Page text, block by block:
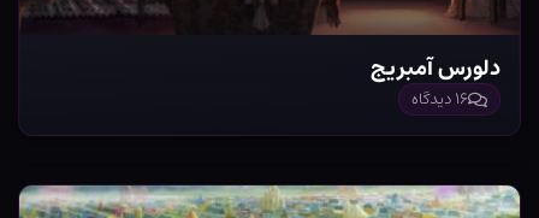
دلورس آمبریج
۱۶ دیدگاه